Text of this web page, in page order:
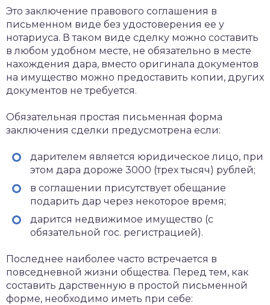
Это заключение правового соглашения в
письменном виде без удостоверения ее у
нотариуса. В таком виде сделку можно составить
в любом удобном месте, не обязательно в месте
нахождения дара, вместо оригинала документов
на имущество можно предоставить копии, других
документов не требуется.
Обязательная простая письменная форма
заключения сделки предусмотрена если:
дарителем является юридическое лицо, при
этом дара дороже 3000 (трех тысяч) рублей;
в соглашении присутствует обещание
подарить дар через некоторое время;
дарится недвижимое имущество (с
обязательной гос. регистрацией).
Последнее наиболее часто встречается в
повседневной жизни общества. Перед тем, как
составить дарственную в простой письменной
форме, необходимо иметь при себе: